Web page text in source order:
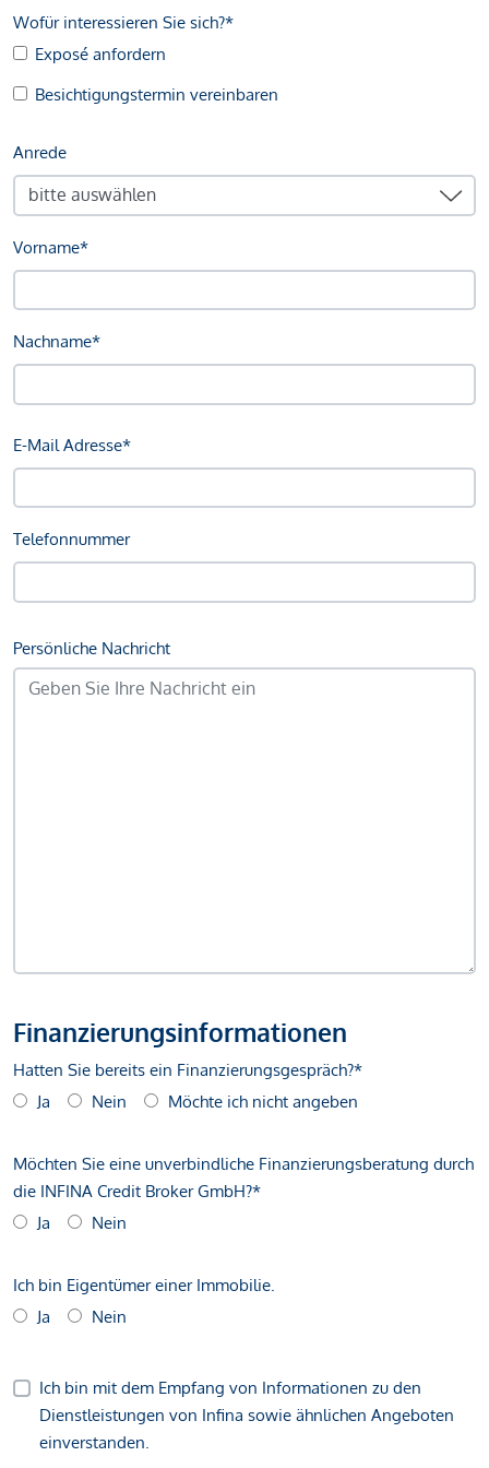
Wofür interessieren Sie sich?*
Exposé anfordern
Besichtigungstermin vereinbaren
Anrede
Vorname*
Nachname*
E-Mail Adresse*
Telefonnummer
Persönliche Nachricht
Finanzierungsinformationen
Hatten Sie bereits ein Finanzierungsgespräch?*
Ja
Nein Möchte ich nicht angeben
Möchten Sie eine unverbindliche Finanzierungsberatung durch
die INFINA Credit Broker GmbH?*
Ja
Nein
Ich bin Eigentümer einer Immobilie.
Ja
Nein
Ich bin mit dem Empfang von Informationen zu den
Dienstleistungen von Infina sowie ähnlichen Angeboten
einverstanden.